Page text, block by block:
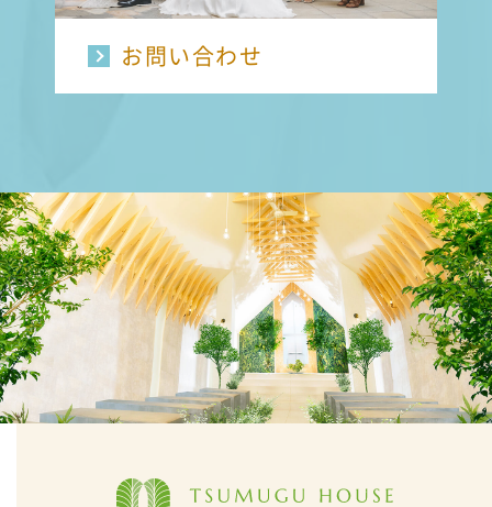
お問い合わせ